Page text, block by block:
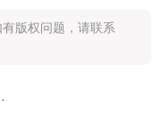
版权问题，请联系
Build路径拆解